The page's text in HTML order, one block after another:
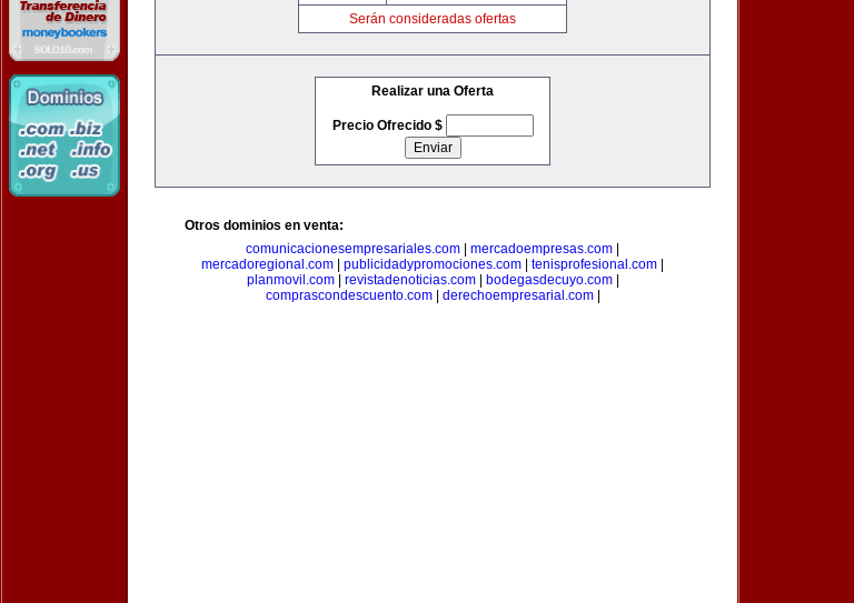
Serán consideradas ofertas
Realizar una Oferta
Precio Ofrecido $
Otros dominios en venta:
comunicacionesempresariales.com
mercadoempresas.com
mercadoregional.com
publicidadypromociones.com tenisprofesional.com
planmovil.com| revistadenoticias.com| bodegasdecuyo.com|
comprascondescuento.com| derechoempresarial.com|